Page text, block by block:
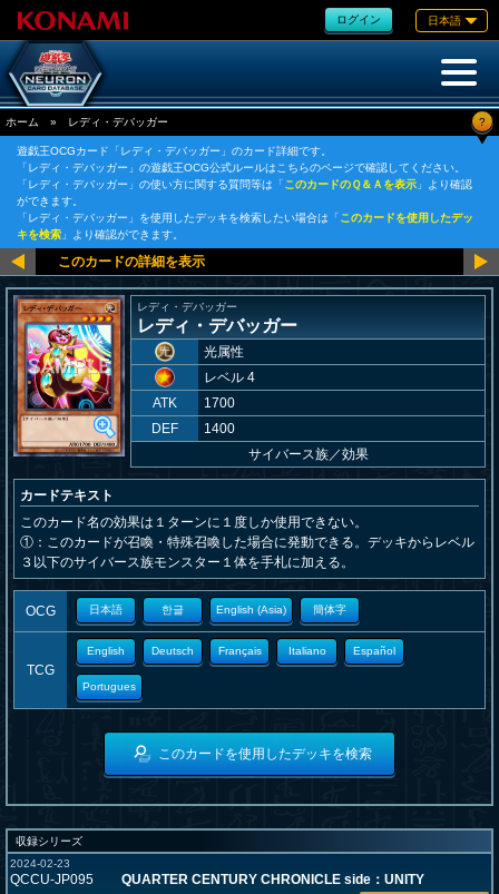
ログイン 日本語
ホーム » レディ・デバッガー ?
遊戯王OCGカード「レディ・デバッガー」のカード詳細です。
「レディ・デバッガー」の遊戯王OCG公式ルールはこちらのページで確認してください。
「レディ・デバッガー」の使い方に関する質問等は「このカードのＱ＆Ａを表示 」より確認
ができます。
「レディ・デバッガー」を使用したデッキを検索したい場合は「このカードを使用したデッ
キを検索 」より確認ができます。
レディ・デバッガー
レディ・デバッガー
光属性
レベル 4
ATK
1700
DEF
1400
サイバース族／効果
カードテキスト
このカード名の効果は１ターンに１度しか使用できない。
①：このカードが召喚・特殊召喚した場合に発動できる。デッキからレベル
３以下のサイバース族モンスター１体を手札に加える。
OCG 日本語 한글 English (Asia) 簡体字
TCG
English Deutsch Français Italiano Español
Portugues
このカードを使用したデッキを検索
収録シリーズ
2024-02-23
QCCU-JP095 QUARTER CENTURY CHRONICLE side：UNITY